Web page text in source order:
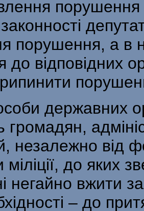
порушення, а в
до відповідних
державних
громадян,
незалежно від
міліції, до яких
негайно вжити
– до